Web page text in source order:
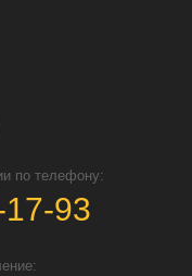
по телефону:
93